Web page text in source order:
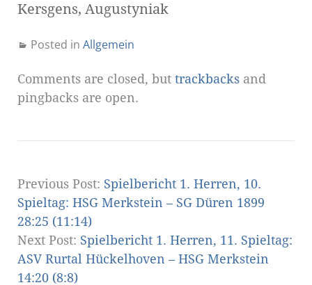
Kersgens, Augustyniak
Posted in Allgemein
Comments are closed, but trackbacks and
pingbacks are open.
Previous Post: Spielbericht 1. Herren, 10.
Spieltag: HSG Merkstein – SG Düren 1899
28:25 (11:14)
Next Post: Spielbericht 1. Herren, 11. Spieltag:
ASV Rurtal Hückelhoven – HSG Merkstein
14:20 (8:8)